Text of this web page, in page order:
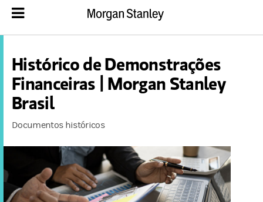
Histórico de Demonstrações
Financeiras | Morgan Stanley
Brasil
Documentos históricos